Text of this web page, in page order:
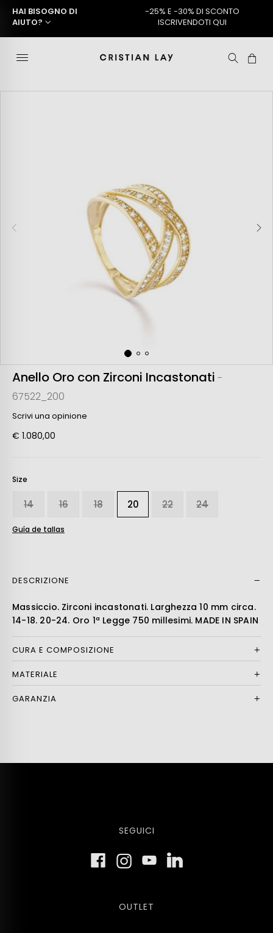
HAI BISOGNO DI
AIUTO?
-25% E -30% DI SCONTO
ISCRIVENDOTI QUI
Anello Oro con Zirconi Incastonati -
67522_200
Scrivi una opinione
€ 1.080,00
Size
14 16 18 20 22 24
Guía de tallas
DESCRIZIONE
Massiccio. Zirconi incastonati. Larghezza 10 mm circa.
14-18. 20-24. Oro 1ª Legge 750 millesimi. MADE IN SPAIN
CURA E COMPOSIZIONE
MATERIALE
GARANZIA
SEGUICI
OUTLET